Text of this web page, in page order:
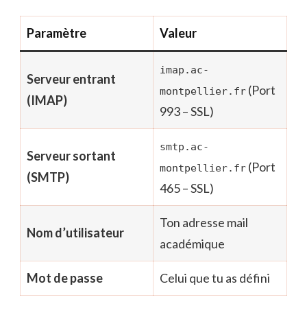
Paramètre Valeur
Serveur entrant
(IMAP)
imap.ac-
montpellier.fr (Port
993 – SSL)
Serveur sortant
(SMTP)
smtp.ac-
montpellier.fr (Port
465 – SSL)
Nom d’utilisateur
Ton adresse mail
académique
Mot de passe Celui que tu as défini